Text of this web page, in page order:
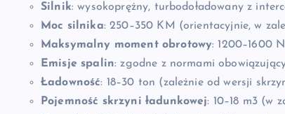
Silnik: wysokoprężny, turbodoładowany z
Moc silnika: 250–350 KM (orientacyjnie, w
Maksymalny moment obrotowy: 1200–1600
Emisje spalin: zgodne z normami
Ładowność: 18–30 ton (zależnie od wersji
Pojemność skrzyni ładunkowej: 10–18 m3 (w